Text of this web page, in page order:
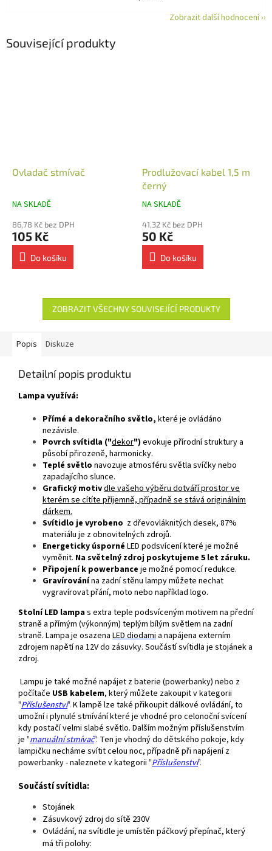
Zobrazit další hodnocení ››
Související produkty
Ovladač stmívač
NA SKLADĚ
86,78 Kč bez DPH
105 Kč
Do košíku
Prodlužovací kabel 1,5 m
černý
NA SKLADĚ
41,32 Kč bez DPH
50 Kč
Do košíku
ZOBRAZIT VŠECHNY SOUVISEJÍCÍ PRODUKTY
Popis Diskuze
Detailní popis produktu
Lampa využívá:
Přímé a dekoračního světlo, které je ovládáno
nezávisle.
Povrch svítidla ("dekor") evokuje přírodní struktury a
působí přirozeně, harmonicky.
Teplé světlo navozuje atmosféru světla svíčky nebo
zapadajícího slunce.
Grafický motivdle vašeho výběru dotváří prostor ve
kterém se cítíte příjemně, případně se stává originálním
dárkem.
Svítidlo je vyrobeno z dřevovláknitých desek, 87%
materiálu je z obnovitelných zdrojů.
Energeticky úsporné LED podsvícení které je možné
vyměnit. Na světelný zdroj poskytujeme 5 let záruku.
Připojení k powerbance je možné pomocí redukce.
Gravírovánína zadní stěnu lampy můžete nechat
vygravírovat přání, moto nebo například logo.
Stolní LED lampas extra teple podsvíceným motivem na přední
straně a přímým (výkonným) teplým bílým světlem na zadní
straně. Lampa je osazena LEDdiodami a napájena externím
zdrojem napětí na 12V do zásuvky. Součástí svítidla je stojánek a
zdroj.
Lampu je také možné napájet z baterie (powerbanky) nebo z
počítače USB kabelem, který můžete zakoupit v kategorii
"Příslušenství". K lampě lze také přikoupit dálkové ovládání, to
umožní i plynulé stmívání které je vhodné pro celonoční svícení
kdy postačí velmi slabé světlo. Dalším možným příslušenstvím
je "manuální stmívač". Ten je vhodný do dětského pokoje, kdy
lampičku necháme svítit celou noc, případně při napájení z
powerbanky - naleznete v kategorii "Příslušenství".
Součástí svítidla:
Stojánek
Zásuvkový zdroj do sítě 230V
Ovládání, na svítidle je umístěn páčkový přepínač, který
má tři polohy: